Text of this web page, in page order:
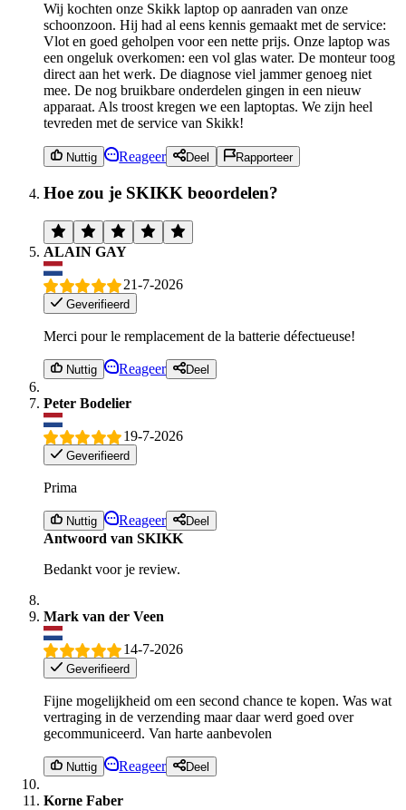
Wij kochten onze Skikk laptop op aanraden van onze
schoonzoon. Hij had al eens kennis gemaakt met de service:
Vlot en goed geholpen voor een nette prijs. Onze laptop was
een ongeluk overkomen: een vol glas water. De monteur toog
direct aan het werk. De diagnose viel jammer genoeg niet
mee. De nog bruikbare onderdelen gingen in een nieuw
apparaat. Als troost kregen we een laptoptas. We zijn heel
tevreden met de service van Skikk!
Nuttig Reageer Deel Rapporteer
Hoe zou je SKIKK beoordelen?
ALAIN GAY
21-7-2026
Geverifieerd
Merci pour le remplacement de la batterie défectueuse!
Nuttig Reageer Deel
Peter Bodelier
19-7-2026
Geverifieerd
Prima
Nuttig Reageer Deel
Antwoord van SKIKK
Bedankt voor je review.
Mark van der Veen
14-7-2026
Geverifieerd
Fijne mogelijkheid om een second chance te kopen. Was wat
vertraging in de verzending maar daar werd goed over
gecommuniceerd. Van harte aanbevolen
Nuttig Reageer Deel
Korne Faber